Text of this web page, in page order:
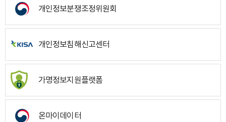
개인정보분쟁조정위원회
개인정보침해신고센터
가명정보지원플랫폼
온마이데이터